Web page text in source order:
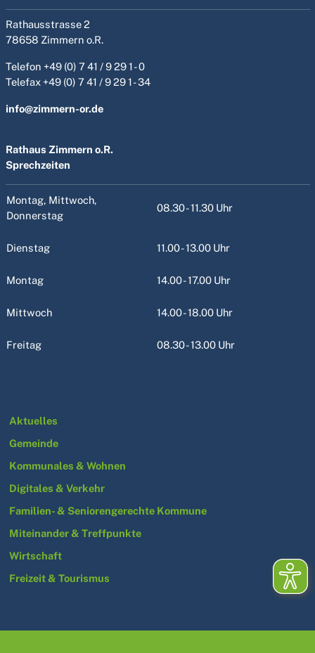
Rathausstrasse 2
78658 Zimmern o.R.
Telefon +49 (0) 7 41 / 9 29 1 - 0
Telefax +49 (0) 7 41 / 9 29 1 - 34
info@zimmern-or.de
Rathaus Zimmern o.R.
Sprechzeiten
Montag, Mittwoch,
Donnerstag
08.30 - 11.30 Uhr
Dienstag 11.00 - 13.00 Uhr
Montag 14.00 - 17.00 Uhr
Mittwoch 14.00 - 18.00 Uhr
Freitag 08.30 - 13.00 Uhr
Aktuelles
Gemeinde
Kommunales & Wohnen
Digitales & Verkehr
Familien- & Seniorengerechte Kommune
Miteinander & Treffpunkte
Wirtschaft
Freizeit & Tourismus